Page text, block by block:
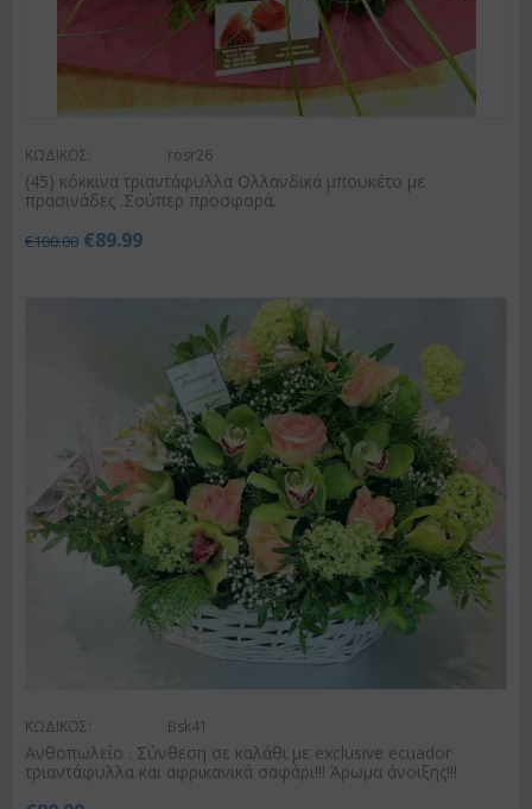
ΚΩΔΙΚΟΣ: rosr26
(45) κόκκινα τριαντάφυλλα Ολλανδικά μπουκέτο με
πρασινάδες .Σούπερ προσφορά.
€100.00 €89.99
ΚΩΔΙΚΟΣ: Bsk41
Ανθοπωλείο . Σύνθεση σε καλάθι με exclusive ecuador
τριαντάφυλλα και αφρικανικά σαφάρι!!! Άρωμα άνοιξης!!!